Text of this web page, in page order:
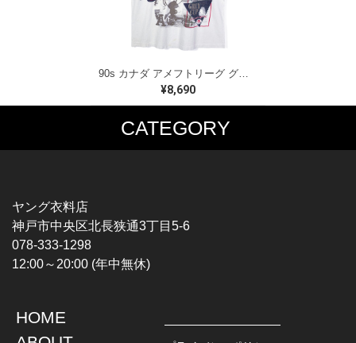
90s カナダ アメフトリーグ グレイカップ カナダ製 ヴィンテージ Tシャツ ビッグプリント シングルステッチ ホワイト WINNIPEG '91 サイズXL 古着 BZ0545
¥8,690
CATEGORY
MUSIC TEE
HARDCORE / PUNK
PROGLESSIVE ROCK
POPS
SOUL / R&B
T-SHIRTS
CHAMPION
TOPS JACKET
ヤング衣料店
神戸市中央区北長狭通3丁目5-6
078-333-1298
12:00～20:00 (年中無休)
HOME